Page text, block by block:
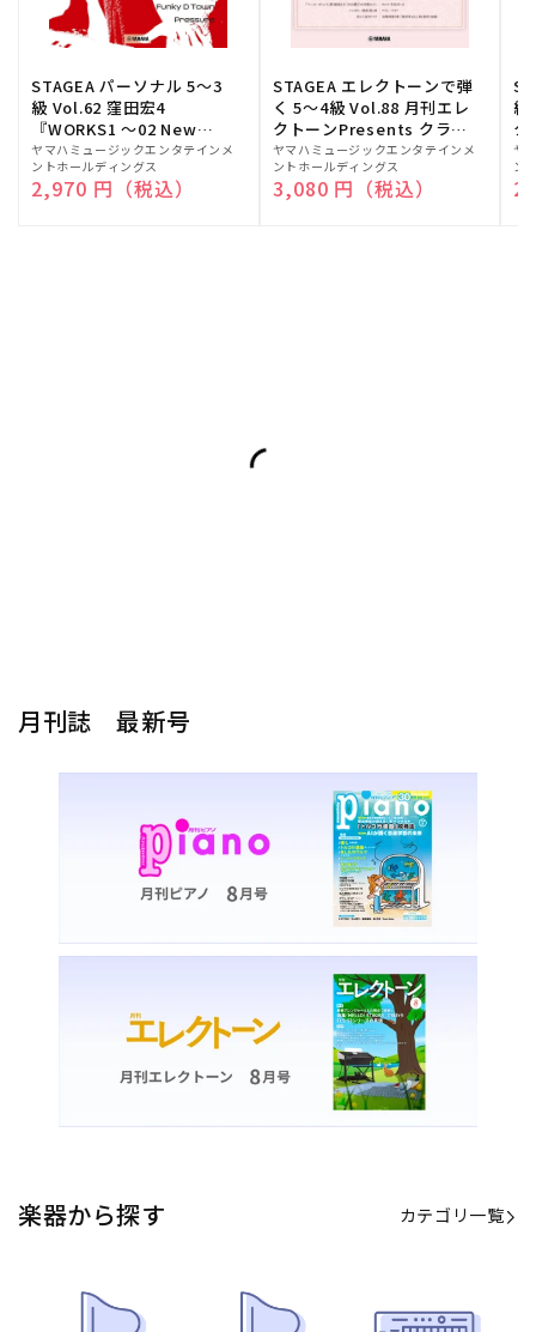
STAGEA パーソナル 5～3
級 Vol.62 窪田宏4
『WORKS1 ～02 New
edition～』
販
売
元:
ヤマハミュージックエンタテインメ
ントホールディングス
通常価格
2,970 円（税込）
STAGEA エレクトーンで弾
く 5～4級 Vol.88 月刊エレ
クトーンPresents クラシ
ック名曲集
販
売
元:
ヤマハミュージックエンタテインメ
ントホールディングス
通常価格
3,080 円（税込）
級
ク
販
売
元:
ヤ
ン
月刊誌 最新号
楽器から探す カテゴリ一覧